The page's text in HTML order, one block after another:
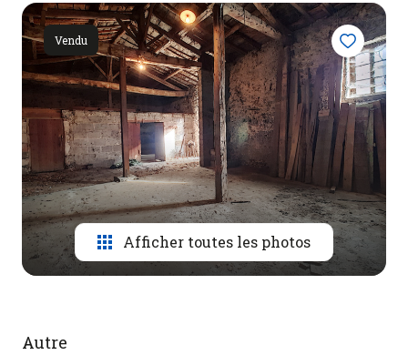
Gestion
Contact
Vendu
Afficher toutes les photos
Autre